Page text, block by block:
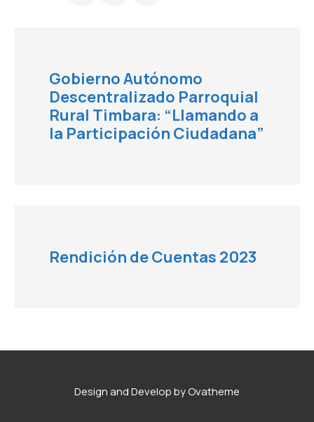
Gobierno Autónomo
Descentralizado Parroquial
Rural Timbara: “Llamando a
la Participación Ciudadana”
Rendición de Cuentas 2023
Design and Develop by Ovatheme